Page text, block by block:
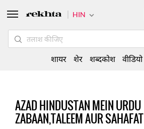
AZAD HINDUSTAN MEIN URDU
ZABAAN,TALEEM AUR SAHAFAT
HIN
शायर शेर शब्दकोश वीडियो